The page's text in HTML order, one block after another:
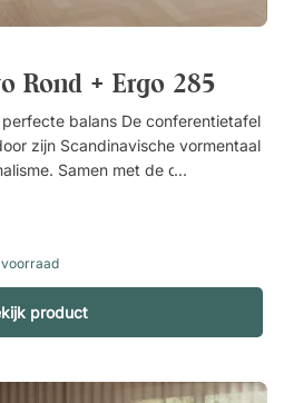
Rond + Ergo 285
balans De conferentietafel
zijn Scandinavische vormentaal
Samen met de degelijke
voor het moderne kantoor. Kies
en onderstel zodat de
Comfortabele vergaderstoel
Ergo 285 is een vergaderstoel
doeltreffende manier
vormgeving met kantelfunctie
aangenaam gevoel biedt.
product